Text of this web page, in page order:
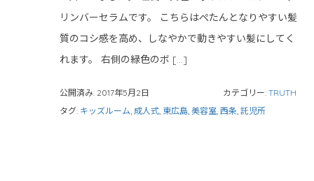
リンバーセラムです。 こちらはぺたんとなりやすい髪
質のコシ感を高め、しなやかで動きやすい髪にしてく
れます。 右側の緑色のボ […]
公開済み: 2017年5月2日 カテゴリー: TRUTH
タグ: キッズルーム, 成人式, 東広島, 美容室, 西条, 託児所